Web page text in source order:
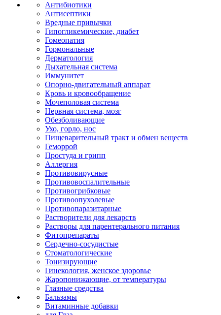
Антибиотики
Антисептики
Вредные привычки
Гипогликемические, диабет
Гомеопатия
Гормональные
Дерматология
Дыхательная система
Иммунитет
Опорно-двигательный аппарат
Кровь и кровообращение
Мочеполовая система
Нервная система, мозг
Обезболивающие
Ухо, горло, нос
Пищеварительный тракт и обмен веществ
Геморрой
Простуда и грипп
Аллергия
Противовирусные
Противовоспалительные
Противогрибковые
Противоопухолевые
Противопаразитарные
Растворители для лекарств
Растворы для парентерального питания
Фитопрепараты
Сердечно-сосудистые
Стоматологические
Тонизирующие
Гинекология, женское здоровье
Жаропонижающие, от температуры
Глазные средства
Бальзамы
Витаминные добавки